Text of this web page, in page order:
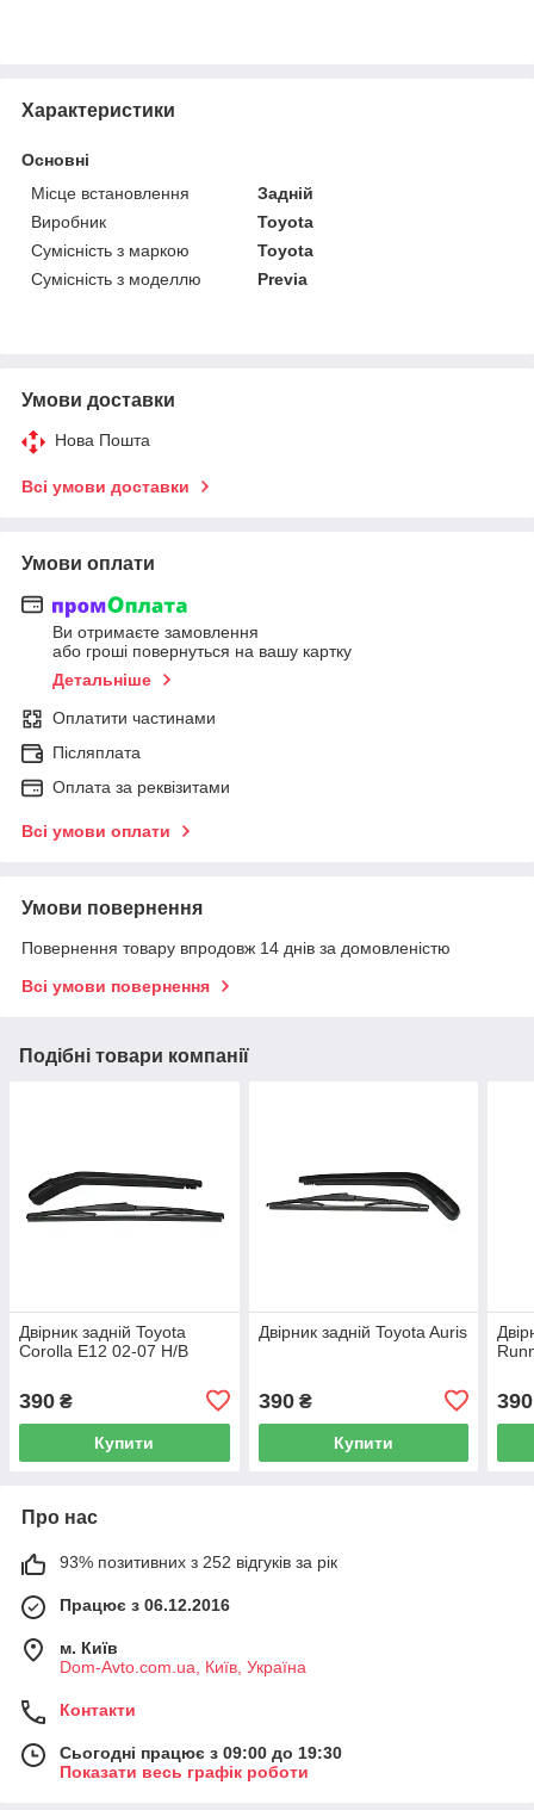
Характеристики
Основні
Місце встановлення
Задній
Виробник
Toyota
Сумісність з маркою
Toyota
Сумісність з моделлю
Previa
Умови доставки
Нова Пошта
Всі умови доставки
Умови оплати
Ви отримаєте замовлення
або гроші повернуться на вашу картку
Детальніше
Оплатити частинами
Післяплата
Оплата за реквізитами
Всі умови оплати
Умови повернення
Повернення товару впродовж 14 днів за домовленістю
Всі умови повернення
Подібні товари компанії
Двірник задній Toyota
Corolla E12 02-07 H/B
390 ₴
Купити
Двірник задній Toyota Auris
390₴
Купити
390
Про нас
93% позитивних з 252 відгуків за рік
Працює з 06.12.2016
м. Київ
Dom-Avto.com.ua, Київ, Україна
Контакти
Сьогодні працює з 09:00 до 19:30
Показати весь графік роботи